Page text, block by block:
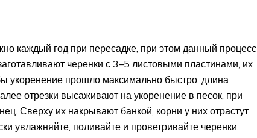
каждый год при пересадке, при этом данный процесс
черенки с 3–5 листовыми пластинами, их
укоренение прошло максимально быстро, длина
отрезки высаживают на укоренение в песок, при
Сверху их накрывают банкой, корни у них отрастут
увлажняйте, поливайте и проветривайте черенки.